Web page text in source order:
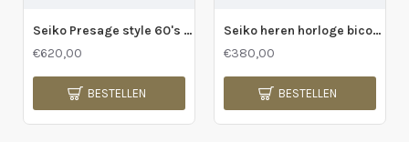
Seiko Presage style 60's automatic 5bar - 2011453
€620,00
BESTELLEN
Seiko heren horloge bicolor automaat - 2011353
€380,00
BESTELLEN